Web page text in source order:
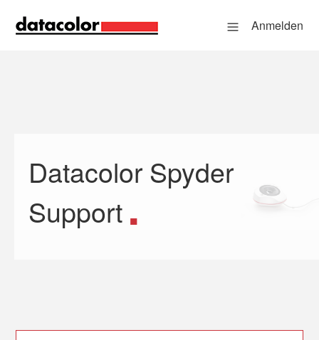
Anmelden
Datacolor Spyder
Support
Suche